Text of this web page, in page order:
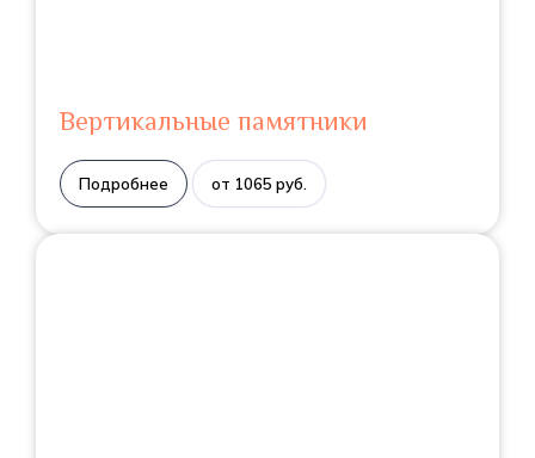
Вертикальные памятники
Подробнее от 1065 руб.